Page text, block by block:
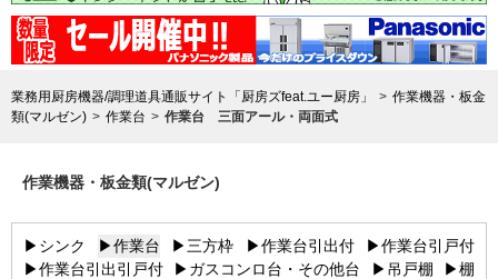
業務用厨房機器/調理道具通販サイト「厨房ズfeat.ユー厨房」
作業機器・板金
類(マルゼン)
作業台 作業台 三面アール・両面式
作業機器・板金類(マルゼン)
▶シンク ▶作業台 ▶三方枠 ▶作業台引出付
▶作業台引戸付
▶作業台引出引戸付
▶ガスコンロ台・その他台 ▶吊戸棚
▶棚